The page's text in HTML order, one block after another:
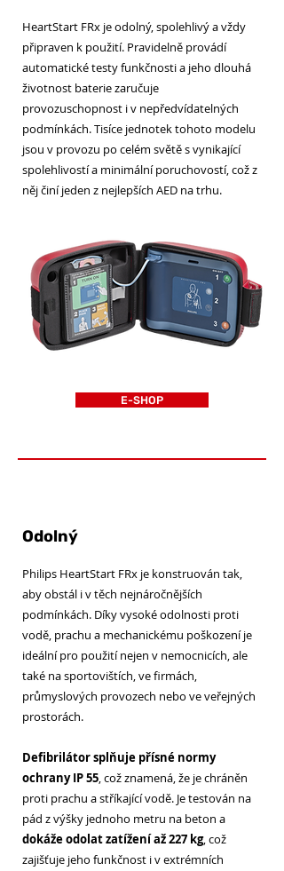
HeartStart FRx je odolný, spolehlivý a vždy
připraven k použití. Pravidelně provádí
automatické testy funkčnosti a jeho dlouhá
životnost baterie zaručuje
provozuschopnost i v nepředvídatelných
podmínkách. Tisíce jednotek tohoto modelu
jsou v provozu po celém světě s vynikající
spolehlivostí a minimální poruchovostí, což z
něj činí jeden z nejlepších AED na trhu.
E-SHOP
Odolný
Philips HeartStart FRx je konstruován tak,
aby obstál i v těch nejnáročnějších
podmínkách. Díky vysoké odolnosti proti
vodě, prachu a mechanickému poškození je
ideální pro použití nejen v nemocnicích, ale
také na sportovištích, ve firmách,
průmyslových provozech nebo ve veřejných
prostorách.
Defibrilátor splňuje přísné normy
ochrany IP 55, což znamená, že je chráněn
proti prachu a stříkající vodě. Je testován na
pád z výšky jednoho metru na beton a
dokáže odolat zatížení až 227 kg, což
zajišťuje jeho funkčnost i v extrémních